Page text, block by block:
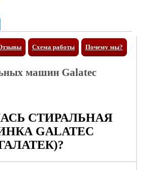
Почему мы?
Схема работы
машин Galatec
СТИРАЛЬНАЯ
GALATEC